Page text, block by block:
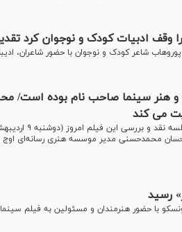
وقف ادبیات کودک و نوجوان کرد
شاعر کودک و نوجوان با حضور شاعران،
هنر سینما صاحب نام بوده است/
می کند
آیین نکوداشت
محمدحسنی مدیر موسسه هنری رسانه‌ای اوج
هنرمندان و مسئولین به فیلم سینمایی «۲۳ نفر»